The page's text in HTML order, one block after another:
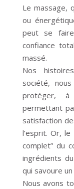
Le massage,
ou
peut se
confiance
massé.
Nos
société,
protéger, à
permettant
satisfaction
l’esprit. Or,
complet” du
ingrédients
qui savoure
Nous avons